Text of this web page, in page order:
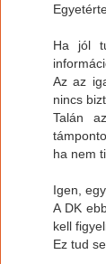
Ha jól
Az az
nincs
Talán
ha nem
Igen,
A DK
kell
Ez tud